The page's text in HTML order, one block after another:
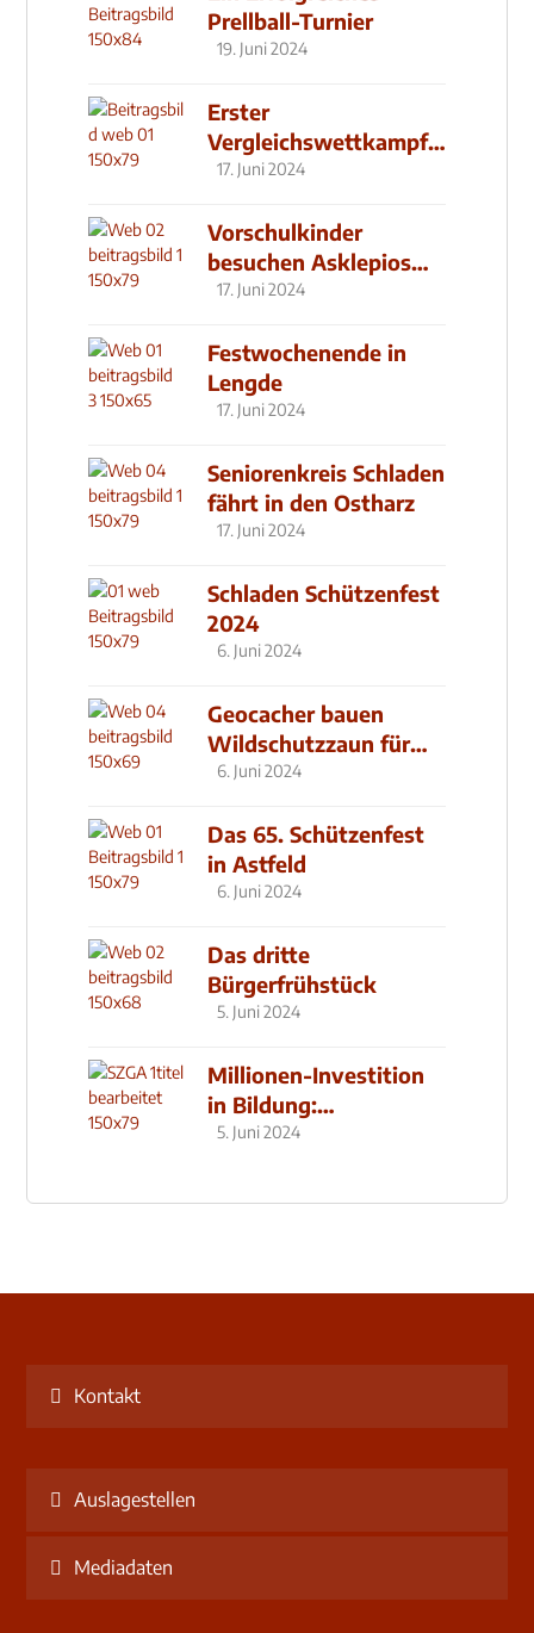
Prellball-Turnier
19. Juni 2024
Erster
Vergleichswettkampf
seit 2019
17. Juni 2024
Vorschulkinder
besuchen Asklepios
Klinik
17. Juni 2024
Festwochenende in
Lengde
17. Juni 2024
Seniorenkreis Schladen
fährt in den Ostharz
17. Juni 2024
Schladen Schützenfest
2024
6. Juni 2024
Geocacher bauen
Wildschutzzaun für
den MachMit! Wald
6. Juni 2024
Das 65. Schützenfest
in Astfeld
6. Juni 2024
Das dritte
Bürgerfrühstück
5. Juni 2024
Millionen-Investition
in Bildung:
Schulzentrum-Neubau
5. Juni 2024
Kontakt
Auslagestellen
Mediadaten